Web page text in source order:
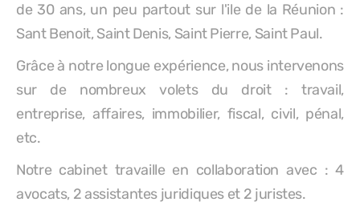
de 30 ans, un peu partout sur l'ile de la Réunion :
Sant Benoit, Saint Denis, Saint Pierre, Saint Paul.
Grâce à notre longue expérience, nous intervenons
sur de nombreux volets du droit : travail,
entreprise, affaires, immobilier, fiscal, civil, pénal,
etc.
Notre cabinet travaille en collaboration avec : 4
avocats, 2 assistantes juridiques et 2 juristes.